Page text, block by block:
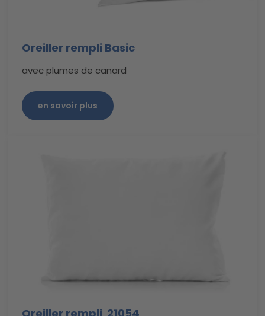
Oreiller rempli Basic
avec plumes de canard
en savoir plus